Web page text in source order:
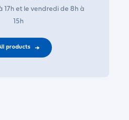
17h et le vendredi de 8h à
15h
products